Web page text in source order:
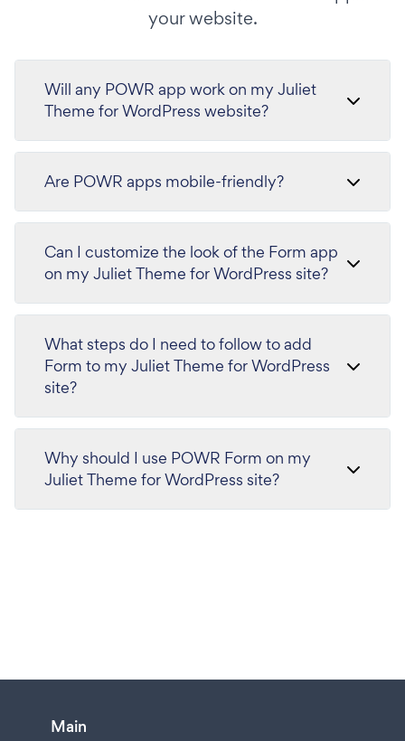
your website.
Will any POWR app work on my Juliet
Theme for WordPress website?
Are POWR apps mobile-friendly?
Can I customize the look of the Form app
on my Juliet Theme for WordPress site?
What steps do I need to follow to add
Form to my Juliet Theme for WordPress
site?
Why should I use POWR Form on my
Juliet Theme for WordPress site?
Main